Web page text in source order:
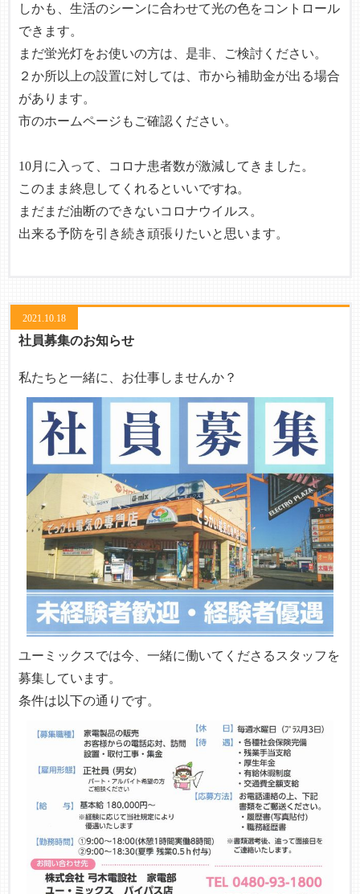
しかも、生活のシーンに合わせて光の色をコントロール
できます。
まだ蛍光灯をお使いの方は、是非、ご検討ください。
２か所以上の設置に対しては、市から補助金が出る場合
があります。
市のホームページ もご確認ください。
10月に入って、コロナ患者数が激減してきました。
このまま終息してくれるといいですね。
まだまだ油断のできないコロナウイルス。
出来る予防を引き続き頑張りたいと思います。
2021.10.18
社員募集のお知らせ
私たちと一緒に、お仕事しませんか？
ユーミックスでは今、一緒に働いてくださるスタッフを
募集しています。
条件は以下の通りです。